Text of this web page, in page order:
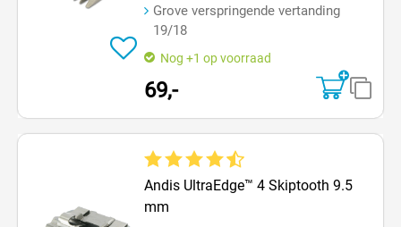
Grove verspringende vertanding
19/18
Nog +1 op voorraad
69,-
Gemiddelde waardering van 4.6 van 5 sterren
Andis UltraEdge™ 4 Skiptooth 9.5
mm